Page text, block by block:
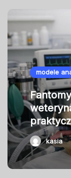
modele
kasia